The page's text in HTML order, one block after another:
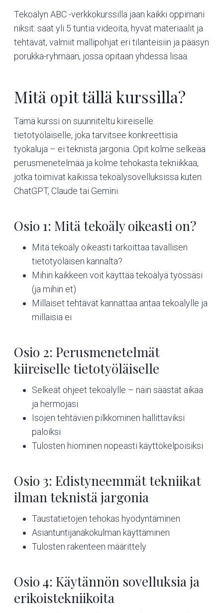
Tekoälyn ABC -verkkokurssilla jaan kaikki oppimani
niksit: saat yli 5 tuntia videoita, hyvät materiaalit ja
tehtävät, valmiit mallipohjat eri tilanteisiin ja pääsyn
porukka-ryhmään, jossa opitaan yhdessä lisää.
Mitä opit tällä kurssilla?
Tämä kurssi on suunniteltu kiireiselle
tietotyöläiselle, joka tarvitsee konkreettisia
työkaluja – ei teknistä jargonia. Opit kolme selkeää
perusmenetelmää ja kolme tehokasta tekniikkaa,
jotka toimivat kaikissa tekoälysovelluksissa kuten
ChatGPT, Claude tai Gemini.
Osio 1: Mitä tekoäly oikeasti on?
Mitä tekoäly oikeasti tarkoittaa tavallisen
tietotyöläisen kannalta?
Mihin kaikkeen voit käyttää tekoälyä työssäsi
(ja mihin et)
Millaiset tehtävät kannattaa antaa tekoälylle ja
millaisia ei
Osio 2: Perusmenetelmät
kiireiselle tietotyöläiselle
Selkeät ohjeet tekoälylle – näin säästät aikaa
ja hermojasi
Isojen tehtävien pilkkominen hallittaviksi
paloiksi
Tulosten hiominen nopeasti käyttökelpoisiksi
Osio 3: Edistyneemmät tekniikat
ilman teknistä jargonia
Taustatietojen tehokas hyödyntäminen
Asiantuntijanäkökulman käyttäminen
Tulosten rakenteen määrittely
Osio 4: Käytännön sovelluksia ja
erikoistekniikoita